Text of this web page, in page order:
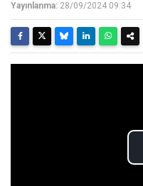
Yayınlanma: 28/09/2024 09:34